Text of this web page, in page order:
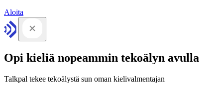
Aloita
Opi kieliä nopeammin tekoälyn avulla
Talkpal tekee tekoälystä sun oman kielivalmentajan